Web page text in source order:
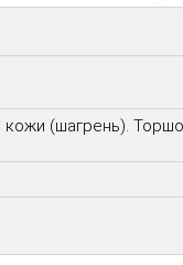
кожи (шагрень).